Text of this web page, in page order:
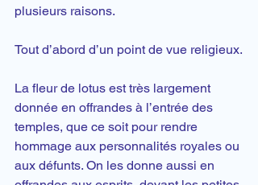
plusieurs raisons.
Tout d’abord d’un point de vue religieux.
La fleur de lotus est très largement
donnée en offrandes à l’entrée des
temples, que ce soit pour rendre
hommage aux personnalités royales ou
aux défunts. On les donne aussi en